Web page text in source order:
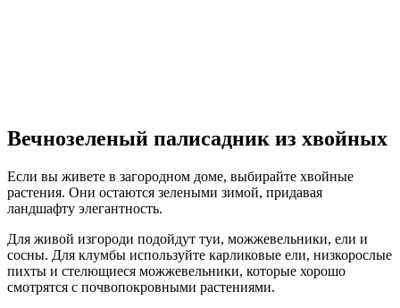
Вечнозеленый палисадник из хвойных
Если вы живете в загородном доме, выбирайте хвойные
растения. Они остаются зелеными зимой, придавая
ландшафту элегантность.
Для живой изгороди подойдут туи, можжевельники, ели и
сосны. Для клумбы используйте карликовые ели, низкорослые
пихты и стелющиеся можжевельники, которые хорошо
смотрятся с почвопокровными растениями.